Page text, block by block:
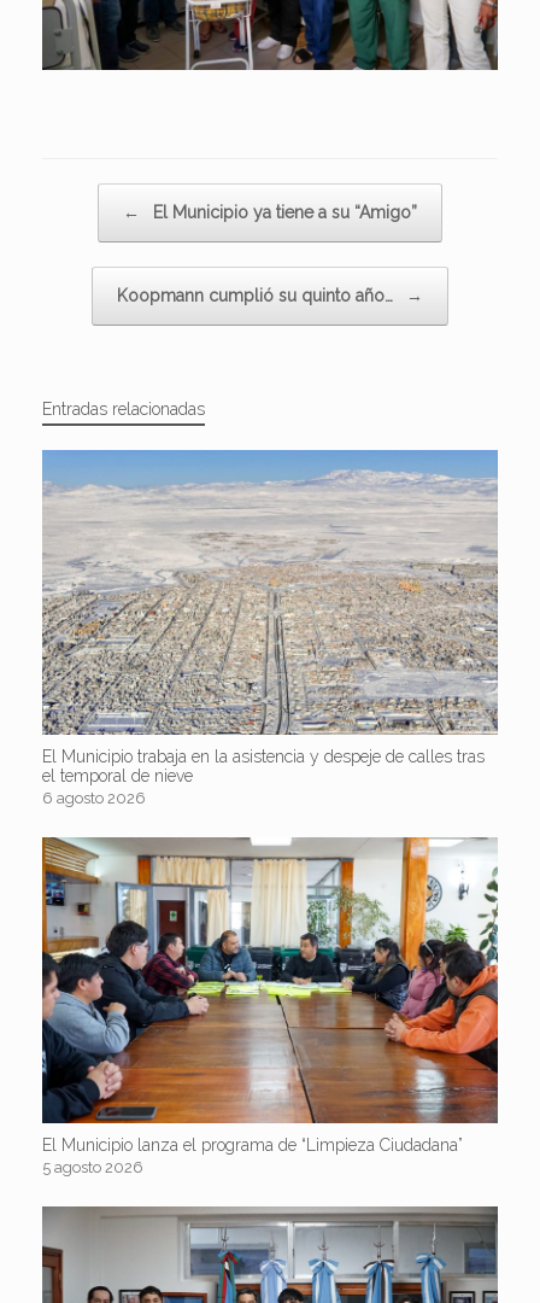
← El Municipio ya tiene a su “Amigo”
Koopmann cumplió su quinto año… →
Entradas relacionadas
El Municipio trabaja en la asistencia y despeje de calles tras
el temporal de nieve
6 agosto 2026
El Municipio lanza el programa de “Limpieza Ciudadana”
5 agosto 2026